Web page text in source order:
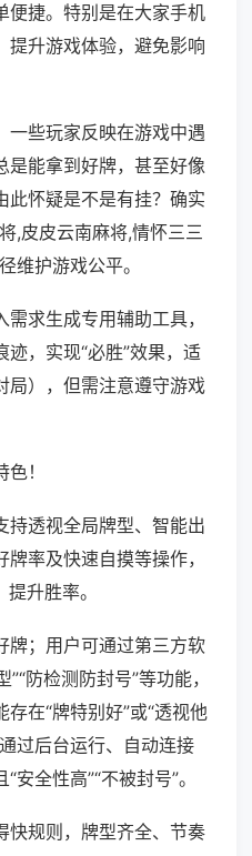
便捷。特别是在大家手机
提升游戏体验，避免影响
一些玩家反映在游戏中遇
是能拿到好牌，甚至好像
此怀疑是不是有挂？确实
,皮皮云南麻将,情怀三三
维护游戏公平。
求生成专用辅助工具，
，实现“必胜”效果，适
局），但需注意遵守游戏
！
持透视全局牌型、智能出
率及快速自摸等操作，
升胜率。
牌；用户可通过第三方软
防检测防封号”等功能，
在“牌特别好”或“透视他
过后台运行、自动连接
全性高”“不被封号”。
快规则，牌型齐全、节奏